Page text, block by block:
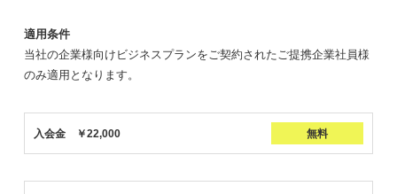
適用条件
当社の企業様向けビジネスプランをご契約されたご提携企業社員様
のみ適用となります。
入会金 ￥22,000 無料